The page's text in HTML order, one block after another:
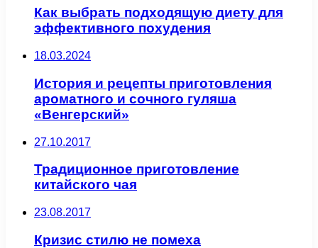
Как выбрать подходящую диету для
эффективного похудения
18.03.2024
История и рецепты приготовления
ароматного и сочного гуляша
«Венгерский»
27.10.2017
Традиционное приготовление
китайского чая
23.08.2017
Кризис стилю не помеха